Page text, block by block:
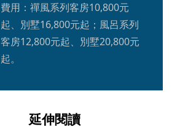
費用：禪風系列客房10,800元
起、別墅16,800元起；風呂系列
客房12,800元起、別墅20,800元
起。
延伸閱讀